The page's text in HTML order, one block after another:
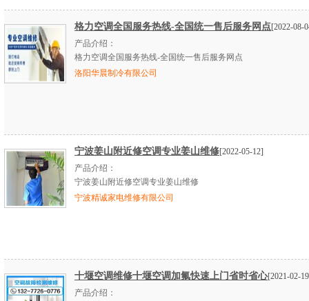
格力空调全国服务热线-全国统一售后服务网点[2022-08-
产品介绍：
格力空调全国服务热线-全国统一售后服务网点
洛阳华晨制冷有限公司
宁波姜山附近修空调专业姜山维修[2022-05-12]
产品介绍：
宁波姜山附近修空调专业姜山维修
宁波精诚家电维修有限公司
十堰空调维修十堰空调加氟快速上门省时省心[2021-02-
产品介绍：